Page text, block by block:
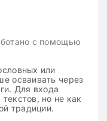
с помощью
или
осваивать через
Для входа
но не как
традиции.